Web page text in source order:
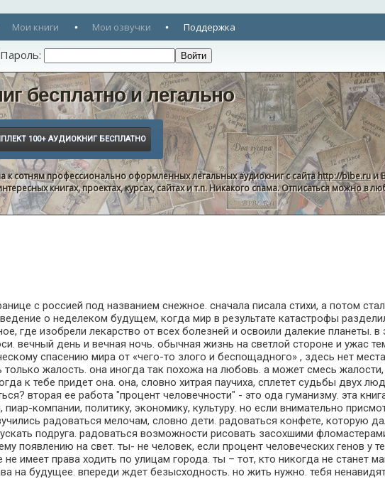
Мои книги Мои озвучки Поддержка
Пароль:
бесплатно и легально
к сотням профессионально оформленных легальных аудиокниг с сайтаhttp://bibe.ruи
книгах, проектах, курсах, сайтах и т.п. Никакого спама. Отписаться можно в
с россией под названием снежное. сначала писала стихи, а потом
о неделеком будущем, когда мир в результате катастрофы
где изобрели лекарство от всех болезней и освоили далекие планеты.
вечный день и вечная ночь. обычная жизнь на светлой стороне и ужас
спасению мира от «чего-то злого и беспощадного» , здесь нет
жалость. она иногда так похожа на любовь. а может смесь жалости,
к тебе придет она. она, словно хитрая паучиха, сплетет судьбы двух
вторая ее работа "процент человечности" - это ода гуманизму. эта
компании, политику, экономику, культуру. но если внимательно
радоваться мелочам, словно дети. радоваться конфете, которую
подруга. радоваться возможности рисовать засохшими
на свет. ты- не человек, если процент человеческих генов у
имеет права ходить по улицам города. ты – тот, кто никогда не станет
на будущее. впереди ждет безысходность. но жить нужно. тебя